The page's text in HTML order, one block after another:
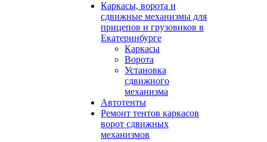
Каркасы, ворота и
сдвижные механизмы для
прицепов и грузовиков в
Екатеринбурге
Каркасы
Ворота
Установка
сдвижного
механизма
Автотенты
Ремонт тентов каркасов
ворот сдвижных
механизмов